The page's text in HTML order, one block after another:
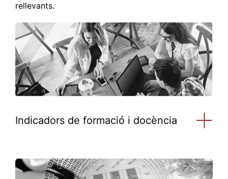
rellevants.
Indicadors de formació i docència